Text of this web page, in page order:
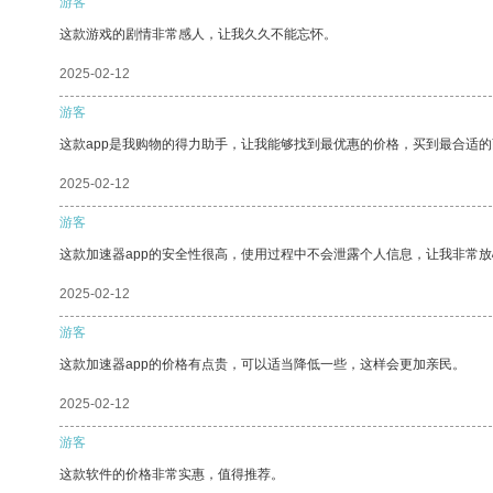
这款游戏的剧情非常感人，让我久久不能忘怀。
2025-02-12
游客
这款app是我购物的得力助手，让我能够找到最优惠的价格，买到最合适的
2025-02-12
游客
这款加速器app的安全性很高，使用过程中不会泄露个人信息，让我非常放
2025-02-12
游客
这款加速器app的价格有点贵，可以适当降低一些，这样会更加亲民。
2025-02-12
游客
这款软件的价格非常实惠，值得推荐。